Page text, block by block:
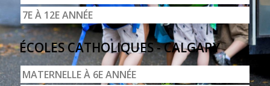
7E À 12E ANNÉE
ÉCOLES CATHOLIQUES - CALGARY
MATERNELLE À 6E ANNÉE